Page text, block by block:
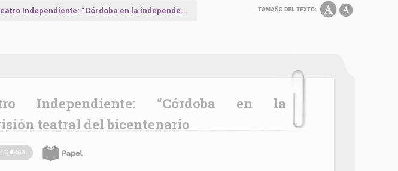
Independiente: “Córdoba en la independe...
teatral del bicentenario
| OBRAS